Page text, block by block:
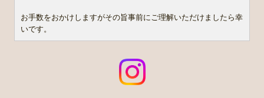
お手数をおかけしますがその旨事前にご理解いただけましたら幸
いです。